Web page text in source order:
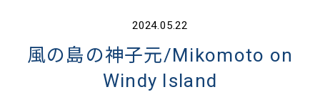
2024.05.22
風の島の神子元/Mikomoto on
Windy Island